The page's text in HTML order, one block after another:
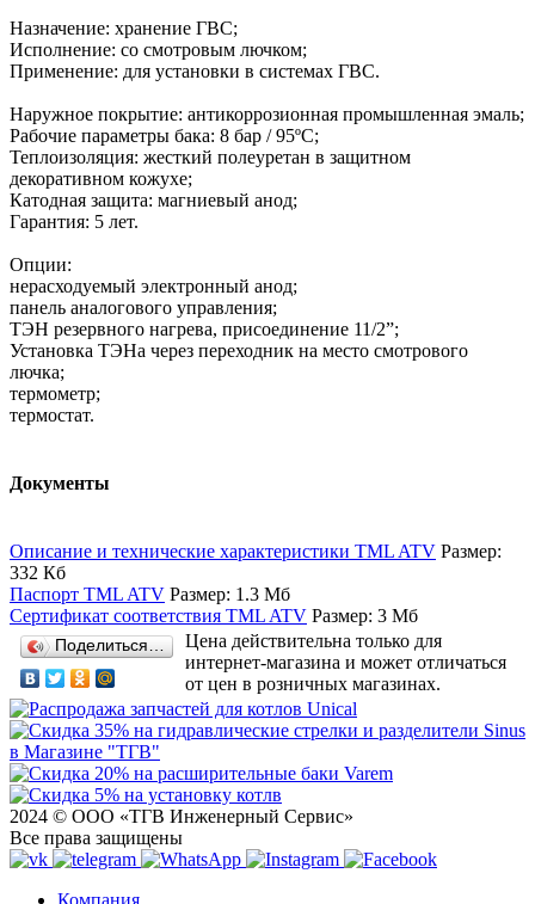
Назначение: хранение ГВС;
Исполнение: со смотровым лючком;
Применение: для установки в системах ГВС.
Наружное покрытие: антикоррозионная промышленная эмаль;
Рабочие параметры бака: 8 бар / 95ºС;
Теплоизоляция: жесткий полеуретан в защитном
декоративном кожухе;
Катодная защита: магниевый анод;
Гарантия: 5 лет.
Опции:
нерасходуемый электронный анод;
панель аналогового управления;
ТЭН резервного нагрева, присоединение 11/2”;
Установка ТЭНа через переходник на место смотрового
лючка;
термометр;
термостат.
Документы
Описание и технические характеристики TML ATV Размер:
332 Кб
Паспорт TML ATV Размер: 1.3 Мб
Сертификат соответствия TML ATV Размер: 3 Мб
Поделиться…
Цена действительна только для
интернет-магазина и может отличаться
от цен в розничных магазинах.
2024 © ООО «ТГВ Инженерный Сервис»
Все права защищены